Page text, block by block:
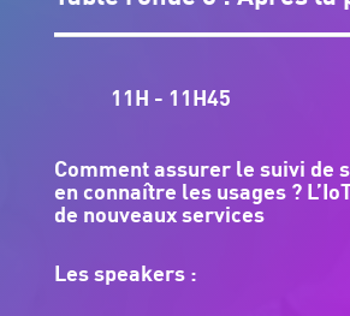
11H - 11H45
Comment assurer le suivi de
en connaître les usages ?
de nouveaux services
Les speakers :